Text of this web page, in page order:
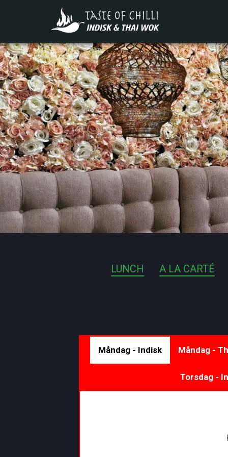
LUNCH A LA CARTÉ
Måndag - Indisk Måndag -
Torsdag -